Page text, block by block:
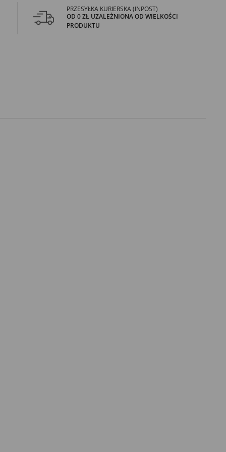
PRZESYŁKA KURIERSKA (INPOST)
OD 0 ZŁ UZALEŻNIONA OD WIELKOŚCI
PRODUKTU